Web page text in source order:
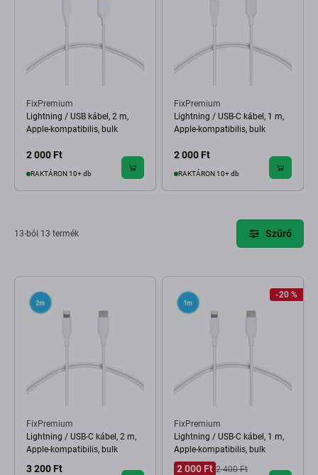
FixPremium
Lightning / USB kábel, 2 m,
Apple-kompatibilis, bulk
2 000 Ft
RAKTÁRON 10+ db
FixPremium
Lightning / USB-C kábel, 1 m,
Apple-kompatibilis, bulk
2 000 Ft
RAKTÁRON 10+ db
13-ból 13 termék Szűrő
FixPremium
Lightning / USB-C kábel, 2 m,
Apple-kompatibilis, bulk
3 200 Ft
-20 %
FixPremium
Lightning / USB-C kábel, 1 m,
Apple-kompatibilis, bulk
2 000 Ft 2 400 Ft